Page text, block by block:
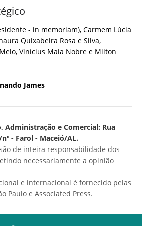
- in memoriam), Carmem Lúcia
Quixabeira Rosa e Silva,
Vinícius Maia Nobre e Milton
James
Administração e Comercial: Rua
- Farol - Maceió/AL.
de inteira responsabilidade dos
necessariamente a opinião
e internacional é fornecido pelas
Paulo e Associated Press.